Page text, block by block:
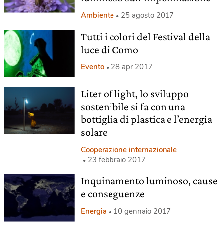
Ambiente 25 agosto 2017
Tutti i colori del Festival della
luce di Como
Evento 28 apr 2017
Liter of light, lo sviluppo
sostenibile si fa con una
bottiglia di plastica e l’energia
solare
Cooperazione internazionale
23 febbraio 2017
Inquinamento luminoso, cause
e conseguenze
Energia 10 gennaio 2017